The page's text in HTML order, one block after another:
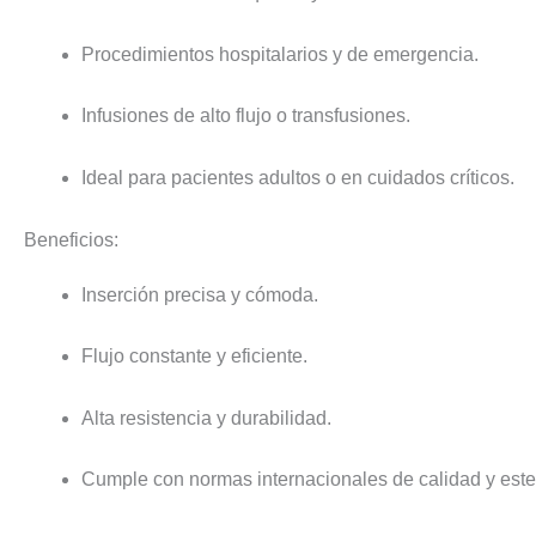
Procedimientos hospitalarios y de emergencia.
Infusiones de alto flujo o transfusiones.
Ideal para pacientes adultos o en cuidados críticos.
Beneficios:
Inserción precisa y cómoda.
Flujo constante y eficiente.
Alta resistencia y durabilidad.
Cumple con normas internacionales de calidad y